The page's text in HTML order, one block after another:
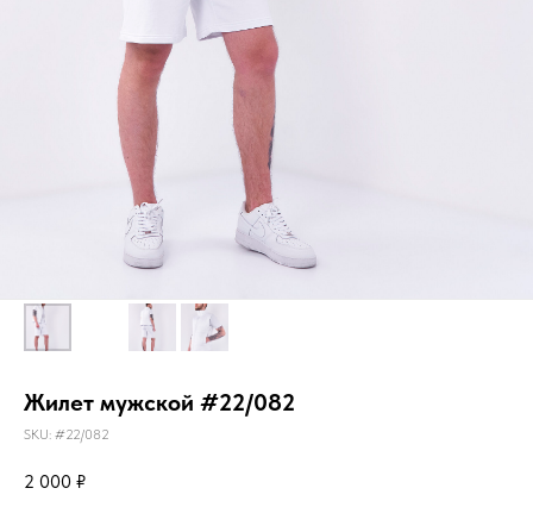
Жилет мужской #22/082
SKU: #22/082
2 000 ₽